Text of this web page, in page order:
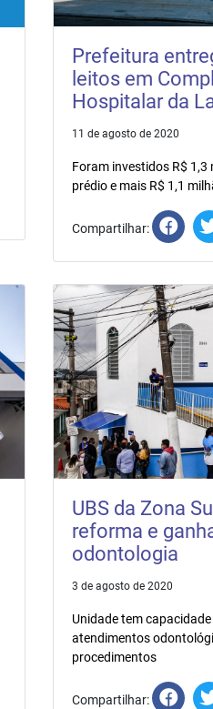
Prefeitura
leitos em
Hospitalar da
11 de agosto de 2020
Foram investidos R$
prédio e mais R$ 1,1
Compartilhar:
UBS da Zona
reforma e
odontologia
3 de agosto de 2020
Unidade tem
atendimentos
procedimentos
Compartilhar: